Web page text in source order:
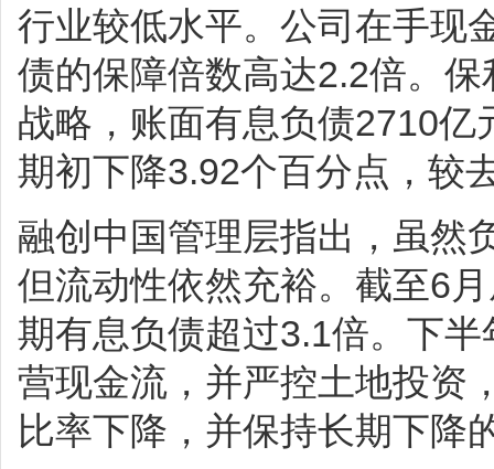
行业较低水平。公司在手现
债的保障倍数高达2.2倍。
战略，账面有息负债2710
期初下降3.92个百分点，较
融创中国管理层指出，虽然
但流动性依然充裕。截至6
期有息负债超过3.1倍。下
营现金流，并严控土地投资
比率下降，并保持长期下降